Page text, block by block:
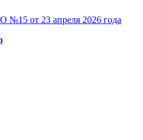
№15 от 23 апреля 2026 года